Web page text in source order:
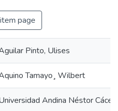
page
Pinto, Ulises
Tamayo¸ Wilbert
Andina Néstor